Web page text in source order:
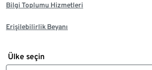
Bilgi Toplumu Hizmetleri
Erişilebilirlik Beyanı
Ülke seçin